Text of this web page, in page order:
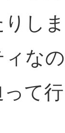
りし
な
て